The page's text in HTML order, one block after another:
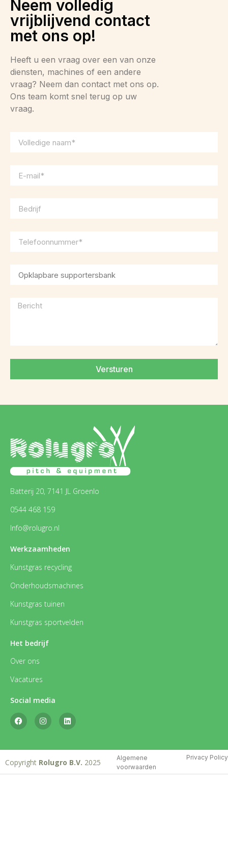
Neem volledig
vrijblijvend contact
met ons op!
Heeft u een vraag over een van onze
diensten, machines of een andere
vraag? Neem dan contact met ons op.
Ons team komt snel terug op uw
vraag.
Versturen
Batterij 20, 7141 JL Groenlo
0544 468 159
Info@rolugro.nl
Werkzaamheden
Kunstgras recycling
Onderhoudsmachines
Kunstgras tuinen
Kunstgras sportvelden
Het bedrijf
Over ons
Vacatures
Social media
Copyright Rolugro B.V. 2025
Algemene
voorwaarden
Privacy Policy